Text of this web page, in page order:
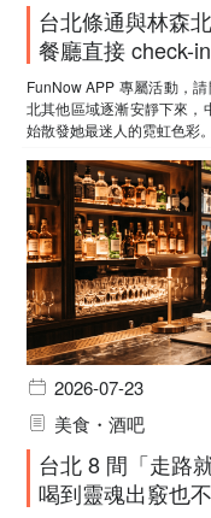
台北條通與林森
餐廳直接 check-in
FunNow APP 專屬活動，
北其他區域逐漸安靜下來，
始散發她最迷人的霓虹色彩
2026-07-23
美食・酒吧
台北 8 間「走路
喝到靈魂出竅也